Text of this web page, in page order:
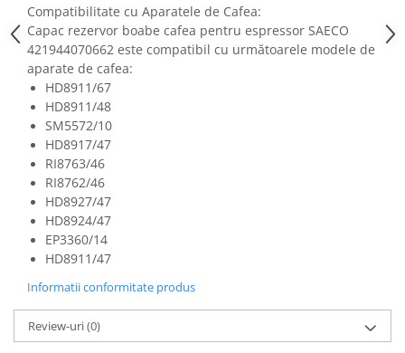
Fiare de calcat si masini de cusut
Ingrijire Locuinta
Purificatoare de aer
Fashion
Bijuterii
Ceasuri barbatesti
Ceasuri dama
Cutii, curele si accesorii ceasuri
Genti si accesorii barbati
Genti si accesorii femei
Imbracaminte barbati
Imbracaminte si Incaltaminte copii
Incaltaminte barbati
Incaltaminte femei
Compatibilitate cu Aparatele de Cafea:
Capac rezervor boabe cafea pentru espressor SAECO
421944070662 este compatibil cu următoarele modele de
aparate de cafea:
HD8911/67
HD8911/48
SM5572/10
HD8917/47
RI8763/46
RI8762/46
HD8927/47
HD8924/47
EP3360/14
HD8911/47
Informatii conformitate produs
Review-uri(0)